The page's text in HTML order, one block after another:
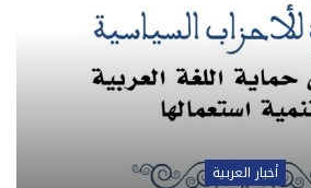
أخبار العربية